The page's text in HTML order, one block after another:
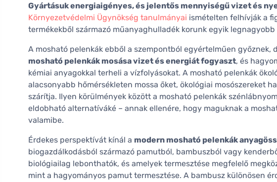
Gyártásuk energiaigényes, és jelentős mennyiségű vizet és
Környezetvédelmi Ügynökség tanulmányai ismételten felhívják a
termékekből származó műanyaghulladék korunk egyik
A mosható pelenkák ebből a szempontból egyértelműen győznek,
mosható pelenkák mosása vizet és energiát fogyaszt, és
kémiai anyagokkal terheli a vízfolyásokat. A mosható pelenkák
alacsonyabb hőmérsékleten mossa őket, ökológiai mosószereket
szárítja. Ilyen körülmények között a mosható pelenkák
eldobható alternatíváké – annak ellenére, hogy maguknak a
valamibe.
Érdekes perspektívát kínál a modern mosható pelenkák
biogazdálkodásból származó pamutból, bambuszból vagy
biológiailag lebonthatók, és amelyek termesztése megfelelő
mint a hagyományos pamut termesztése. A bambusz különösen